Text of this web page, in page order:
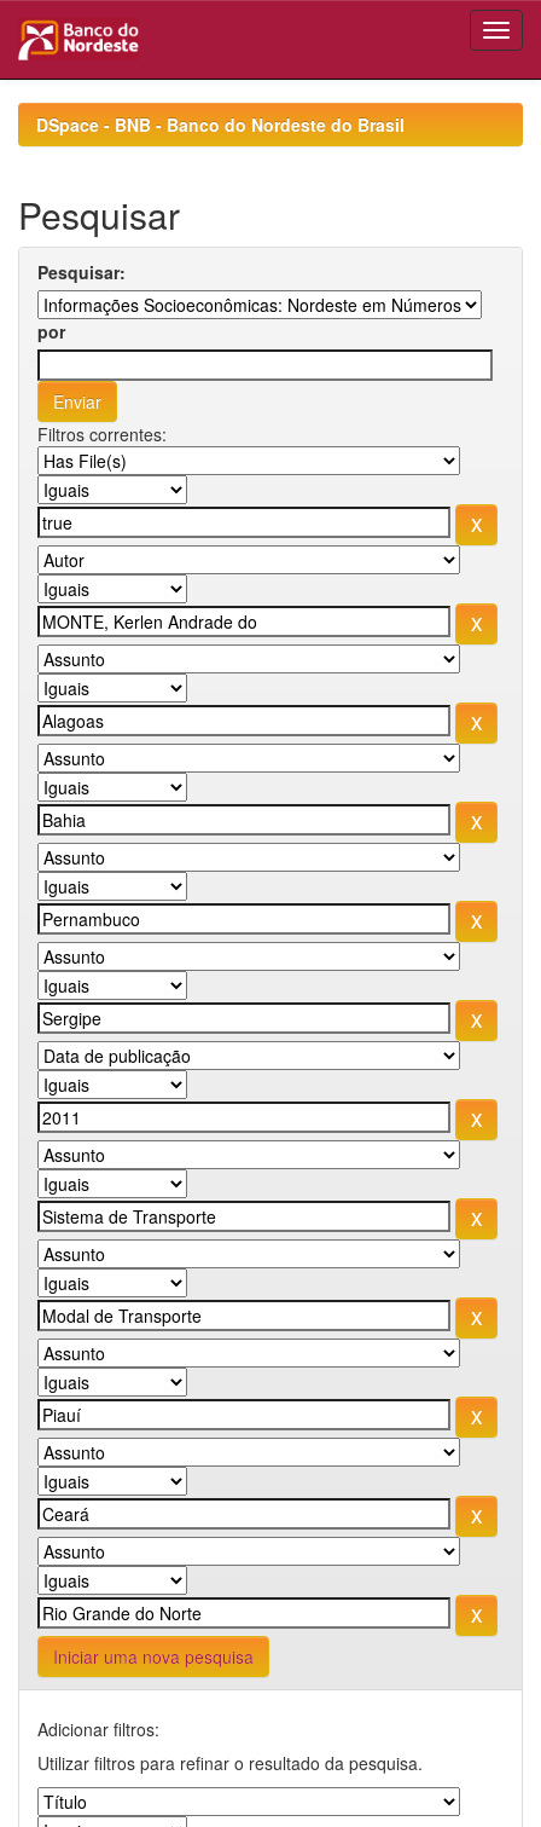
navigationDSpace - BNB - Banco do Nordeste do Brasil
Pesquisar
Pesquisar:
por
Filtros correntes:
Iniciar uma nova pesquisa
Adicionar filtros:
Utilizar filtros para refinar o resultado da pesquisa.